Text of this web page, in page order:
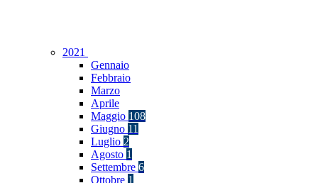
2021
Gennaio
Febbraio
Marzo
Aprile
Maggio 108
Giugno 11
Luglio 2
Agosto 1
Settembre 6
Ottobre 1